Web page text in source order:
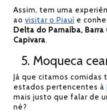
Assim, tem uma
ao visitar o Piauí e
Delta do Parnaíba, Barra
Capivara.
5. Moqueca
Já que citamos comidas
estados pertencentes à
mais justo que falar de
né?